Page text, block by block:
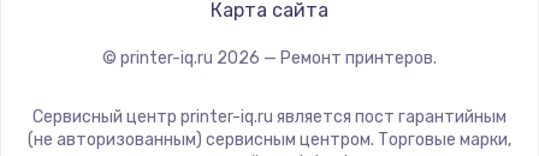
Карта сайта
© printer-iq.ru 2026 — Ремонт принтеров.
Сервисный центр printer-iq.ru является пост гарантийным
(не авторизованным) сервисным центром. Торговые марки,